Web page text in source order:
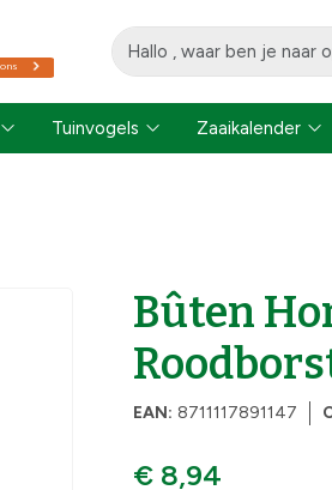
Tuinvogels Zaaikalender
Bûten
EAN: 8711117891147
€ 8,94